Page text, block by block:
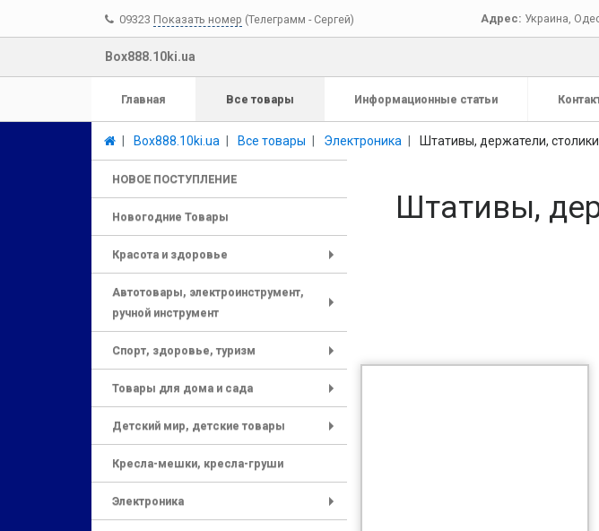
09323 Показать номер (Телеграмм - Сергей) Адрес: Украина
Box888.10ki.ua
Главная Все товары Информационные статьи
Box888.10ki.ua Все товары Электроника Штативы, держатели,
НОВОЕ ПОСТУПЛЕНИЕ
Новогодние Товары
Красота и здоровье
Автотовары, электроинструмент,
ручной инструмент
Спорт, здоровье, туризм
Товары для дома и сада
Детский мир, детские товары
Кресла-мешки, кресла-груши
Электроника
Штативы,